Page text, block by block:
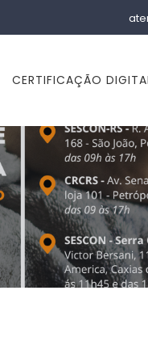
CERTIFICAÇÃO